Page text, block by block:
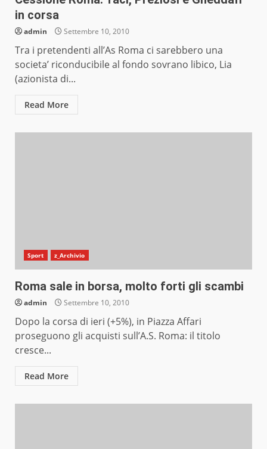
in corsa
admin Settembre 10, 2010
Tra i pretendenti all’As Roma ci sarebbero una
societa’ riconducibile al fondo sovrano libico, Lia
(azionista di...
Read More
Sport z_Archivio
Roma sale in borsa, molto forti gli scambi
admin Settembre 10, 2010
Dopo la corsa di ieri (+5%), in Piazza Affari
proseguono gli acquisti sull’A.S. Roma: il titolo
cresce...
Read More